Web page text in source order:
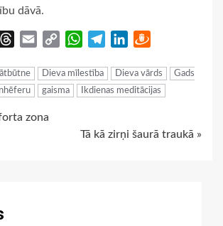
dāvā.
Threads
Email
Copy
WhatsApp
TelegramLinkedIn
Dieva mīlestība Dieva vārds
Gads
gaisma Ikdienas meditācijas
zona
Tā kā zirņi šaurā traukā »